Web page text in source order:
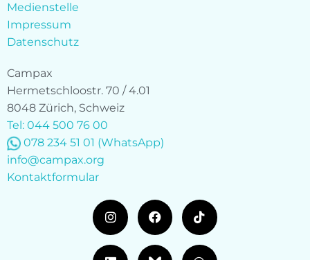
Medienstelle
Impressum
Datenschutz
Campax
Hermetschloostr. 70 / 4.01
8048 Zürich, Schweiz
Tel: 044 500 76 00
078 234 51 01 (WhatsApp)
info@campax.org
Kontaktformular